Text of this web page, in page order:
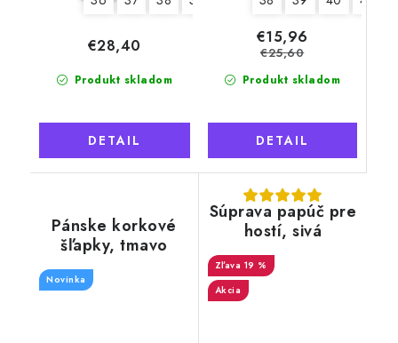
Produkt skladom
€28,40
DETAIL
Produkt skladom
€15,96
€25,60
DETAIL
Pánske korkové
šľapky, tmavo
hnedé
Novinka
Súprava papúč pre
hostí, sivá
19 %
Akcia